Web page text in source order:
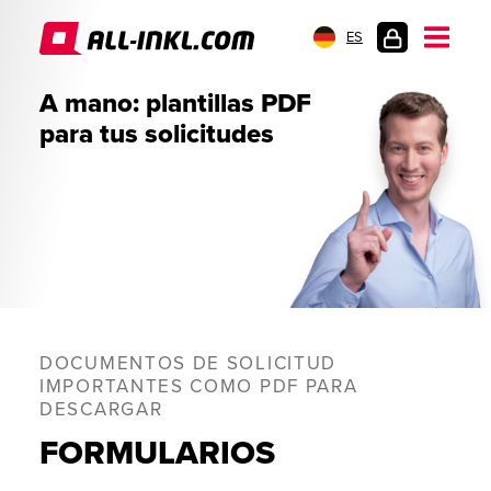
ES
DE
SESIÓN
A mano: plantillas PDF
para tus solicitudes
DOCUMENTOS DE SOLICITUD
IMPORTANTES COMO PDF PARA
DESCARGAR
FORMULARIOS